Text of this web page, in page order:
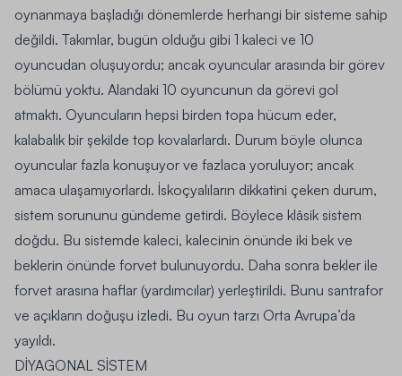
oynanmaya başladığı dönemlerde herhangi bir sisteme sahip
değildi. Takımlar, bugün olduğu gibi 1 kaleci ve 10
oyuncudan oluşuyordu; ancak oyuncular arasında bir görev
bölümü yoktu. Alandaki 10 oyuncunun da görevi gol
atmaktı. Oyuncuların hepsi birden topa hücum eder,
kalabalık bir şekilde top kovalarlardı. Durum böyle olunca
oyuncular fazla konuşuyor ve fazlaca yoruluyor; ancak
amaca ulaşamıyorlardı. İskoçyalıların dikkatini çeken durum,
sistem sorununu gündeme getirdi. Böylece klâsik sistem
doğdu. Bu sistemde kaleci, kalecinin önünde iki bek ve
beklerin önünde forvet bulunuyordu. Daha sonra bekler ile
forvet arasına haflar (yardımcılar) yerleştirildi. Bunu santrafor
ve açıkların doğuşu izledi. Bu oyun tarzı Orta Avrupa’da
yayıldı.
DİYAGONAL SİSTEM